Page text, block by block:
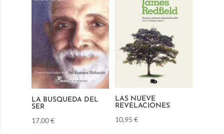
LA BUSQUEDA DEL
SER
17,00€
LAS NUEVE
REVELACIONES
10,95€